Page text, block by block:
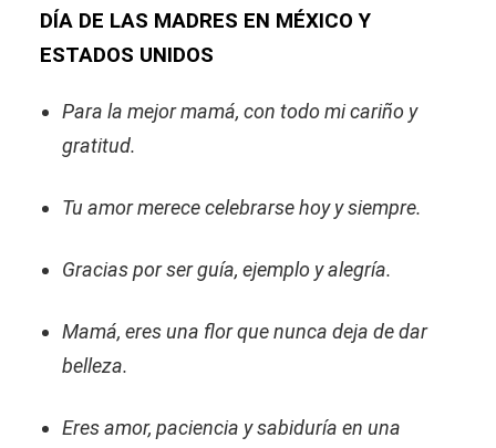
DÍA DE LAS MADRES EN MÉXICO Y
ESTADOS UNIDOS
Para la mejor mamá, con todo mi cariño y
gratitud.
Tu amor merece celebrarse hoy y siempre.
Gracias por ser guía, ejemplo y alegría.
Mamá, eres una flor que nunca deja de dar
belleza.
Eres amor, paciencia y sabiduría en una